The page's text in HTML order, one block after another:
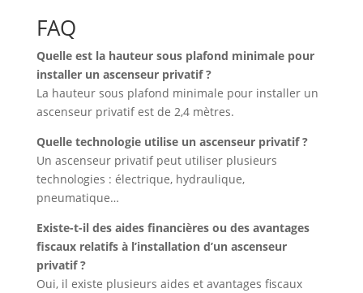
FAQ
Quelle est la hauteur sous plafond minimale pour
installer un ascenseur privatif ?
La hauteur sous plafond minimale pour installer un
ascenseur privatif est de 2,4 mètres.
Quelle technologie utilise un ascenseur privatif ?
Un ascenseur privatif peut utiliser plusieurs
technologies : électrique, hydraulique,
pneumatique…
Existe-t-il des aides financières ou des avantages
fiscaux relatifs à l’installation d’un ascenseur
privatif ?
Oui, il existe plusieurs aides et avantages fiscaux